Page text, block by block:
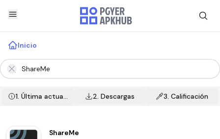
Inicio
1.Última actualización 2.Descargas 3.Calificación
ShareMe